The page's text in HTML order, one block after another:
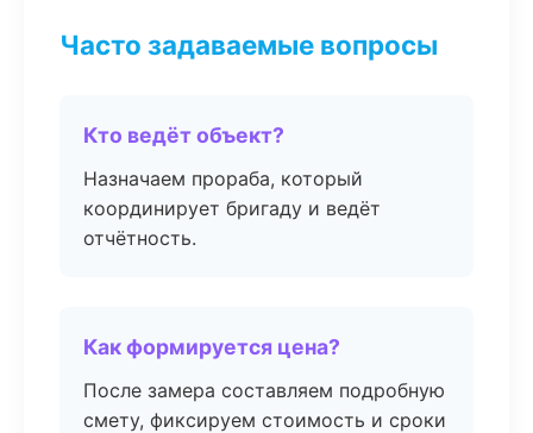
Часто задаваемые вопросы
Кто ведёт объект?
Назначаем прораба, который
координирует бригаду и ведёт
отчётность.
Как формируется цена?
После замера составляем подробную
смету, фиксируем стоимость и сроки